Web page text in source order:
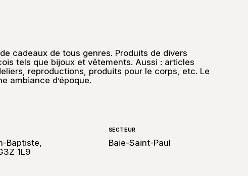
cadeaux de tous genres. Produits de divers
tels que bijoux et vêtements. Aussi : articles
reproductions, produits pour le corps, etc. Le
ambiance d’époque.
Baptiste,
1L9
SECTEUR
Baie-Saint-Paul